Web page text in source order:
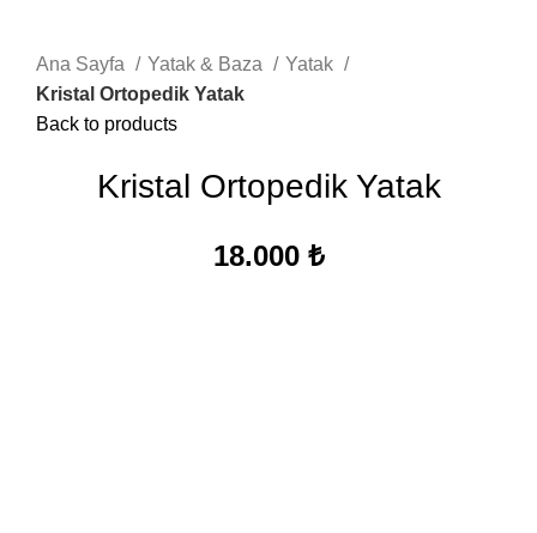
Ana Sayfa Yatak & Baza
Yatak
Kristal Ortopedik Yatak
Back to products
Kristal Ortopedik Yatak
18.000 ₺